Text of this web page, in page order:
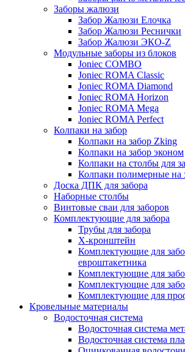
Заборы жалюзи
Забор Жалюзи Елочка
Забор Жалюзи Реснички
Забор Жалюзи ЭКО-Z
Модульные заборы из блоков
Joniec COMBO
Joniec ROMA Classic
Joniec ROMA Diamond
Joniec ROMA Horizon
Joniec ROMA Mega
Joniec ROMA Perfect
Колпаки на забор
Колпаки на забор Zking
Колпаки на забор эконом
Колпаки на столбы для
Колпаки полимерные на
Доска ДПК для забора
Наборные столбы
Винтовые сваи для заборов
Комплектующие для забора
Трубы для забора
Х-кронштейн
Комплектующие для
евроштакетника
Комплектующие для
Комплектующие для
Комплектующие для
Кровельные материалы
Водосточная система
Водосточная система
Водосточная система